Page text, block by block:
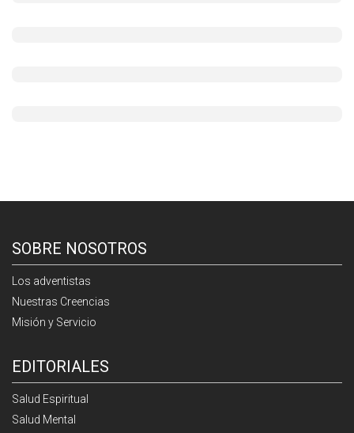
SOBRE NOSOTROS
Los adventistas
Nuestras Creencias
Misión y Servicio
EDITORIALES
Salud Espiritual
Salud Mental